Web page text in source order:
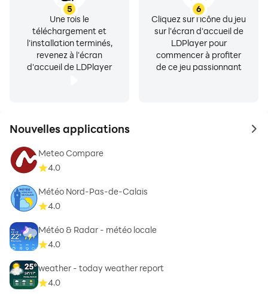
5
Une fois le
téléchargement et
l'installation terminés,
revenez à l'écran
d'accueil de LDPlayer
6
Cliquez sur l'icône du jeu
sur l'écran d'accueil de
LDPlayer pour
commencer à profiter
de ce jeu passionnant
Nouvelles applications to
Meteo Compare
4.0
Météo Nord-Pas-de-Calais
4.0
Météo & Radar - météo locale
4.0
weather - today weather report
4.0